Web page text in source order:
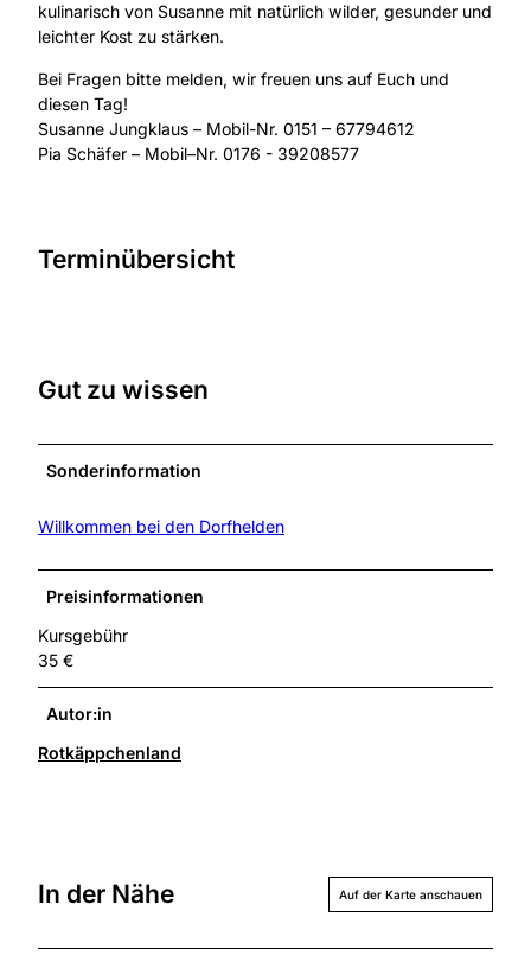
kulinarisch von Susanne mit natürlich wilder, gesunder und
leichter Kost zu stärken.
Bei Fragen bitte melden, wir freuen uns auf Euch und
diesen Tag!
Susanne Jungklaus – Mobil-Nr. 0151 – 67794612
Pia Schäfer – Mobil–Nr. 0176 - 39208577
Terminübersicht
Gut zu wissen
Sonderinformation
Willkommen bei den Dorfhelden
Preisinformationen
Kursgebühr
35 €
Autor:in
Rotkäppchenland
In der Nähe Auf der Karte anschauen